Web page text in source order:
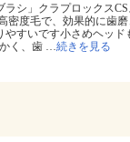
ラシ」クラプロックス
密度毛で、効果的に歯
やすいです小さめヘッ
く、歯 …続きを見る